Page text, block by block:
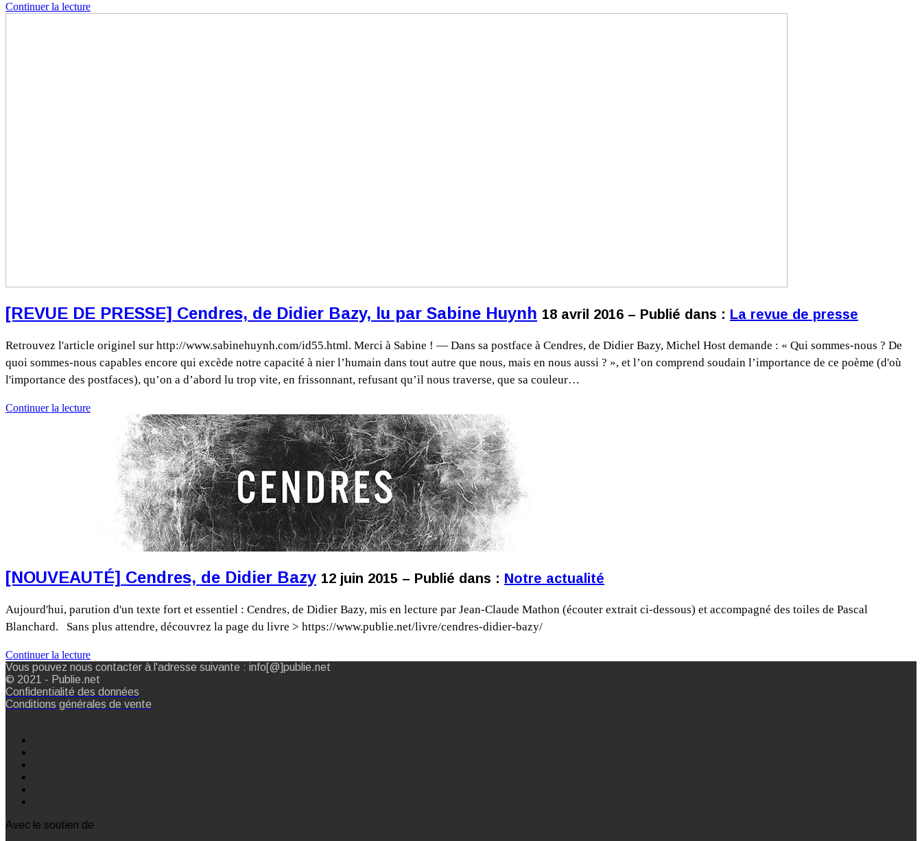
Continuer la lecture
[REVUE DE PRESSE] Cendres, de Didier Bazy, lu par Sabine Huynh 18 avril 2016 – Publié dans : La revue de presse
Retrouvez l'article originel sur http://www.sabinehuynh.com/id55.html. Merci à Sabine ! — Dans sa postface à Cendres, de Didier Bazy, Michel Host demande : « Qui sommes-nous ? De
quoi sommes-nous capables encore qui excède notre capacité à nier l’humain dans tout autre que nous, mais en nous aussi ? », et l’on comprend soudain l’importance de ce poème (d'où
l'importance des postfaces), qu’on a d’abord lu trop vite, en frissonnant, refusant qu’il nous traverse, que sa couleur…
Continuer la lecture
[NOUVEAUTÉ] Cendres, de Didier Bazy 12 juin 2015 – Publié dans : Notre actualité
Aujourd'hui, parution d'un texte fort et essentiel : Cendres, de Didier Bazy, mis en lecture par Jean-Claude Mathon (écouter extrait ci-dessous) et accompagné des toiles de Pascal
Blanchard. Sans plus attendre, découvrez la page du livre > https://www.publie.net/livre/cendres-didier-bazy/
Continuer la lecture
Vous pouvez nous contacter à l'adresse suivante : info[@]publie.net
© 2021 - Publie.net
Confidentialité des données
Conditions générales de vente
Avec le soutien de